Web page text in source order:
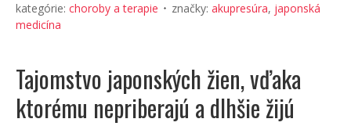
kategórie: choroby a terapie značky: akupresúra, japonská
medicína
Tajomstvo japonských žien, vďaka
ktorému nepriberajú a dlhšie žijú